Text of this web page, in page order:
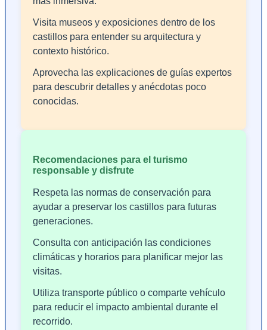
Visita museos y exposiciones dentro de los
castillos para entender su arquitectura y
contexto histórico.
Aprovecha las explicaciones de guías expertos
para descubrir detalles y anécdotas poco
conocidas.
Recomendaciones para el turismo
responsable y disfrute
Respeta las normas de conservación para
ayudar a preservar los castillos para futuras
generaciones.
Consulta con anticipación las condiciones
climáticas y horarios para planificar mejor las
visitas.
Utiliza transporte público o comparte vehículo
para reducir el impacto ambiental durante el
recorrido.